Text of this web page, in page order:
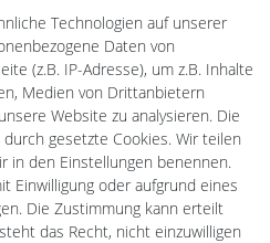
Technologien auf unserer
Daten von
(z.B. IP-Adresse), um z.B. Inhalte
Medien von Drittanbietern
Website zu analysieren. Die
gesetzte Cookies. Wir teilen
in den Einstellungen benennen.
Einwilligung oder aufgrund eines
Die Zustimmung kann erteilt
das Recht, nicht einzuwilligen